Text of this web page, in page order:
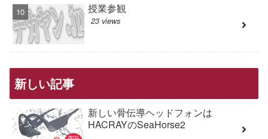
授業参観
23 views
新しい記事
新しい骨伝導ヘッドフォンは
HACRAYのSeaHorse2